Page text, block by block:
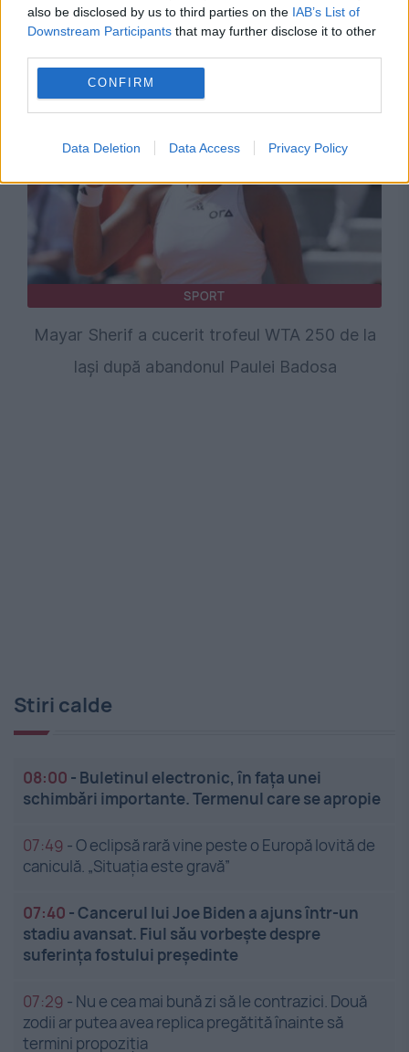
also be disclosed by us to third parties on the IAB’s List of
Downstream Participants that may further disclose it to other
CONFIRM
Data Deletion Data Access Privacy Policy
Sinner și Djokovici s-au retras din competiția
Masters 1000 de la Montreal. Zverev devine
principalul favorit
SPORT
Mayar Sherif a cucerit trofeul WTA 250 de la
Iași după abandonul Paulei Badosa
Stiri calde
08:00 - Buletinul electronic, în fața unei
schimbări importante. Termenul care se apropie
07:49 -O eclipsă rară vine peste o Europă lovită de
caniculă. „Situația este gravă”
07:40 -Cancerul lui Joe Biden a ajuns într-un
stadiu avansat. Fiul său vorbește despre
suferința fostului președinte
07:29 - Nu e cea mai bună zi să le contrazici. Două
zodii ar putea avea replica pregătită înainte să
termini propoziția